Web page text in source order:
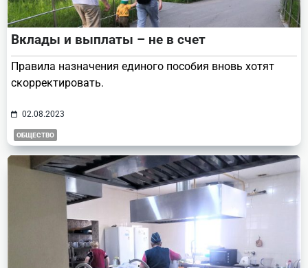
Вклады и выплаты – не в счет
Правила назначения единого пособия вновь хотят
скорректировать.
02.08.2023
ОБЩЕСТВО